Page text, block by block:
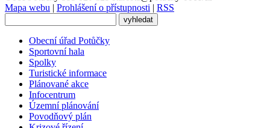
Mapa webu | Prohlášení o přístupnosti | RSS
Obecní úřad Potůčky
Sportovní hala
Spolky
Turistické informace
Plánované akce
Infocentrum
Územní plánování
Povodňový plán